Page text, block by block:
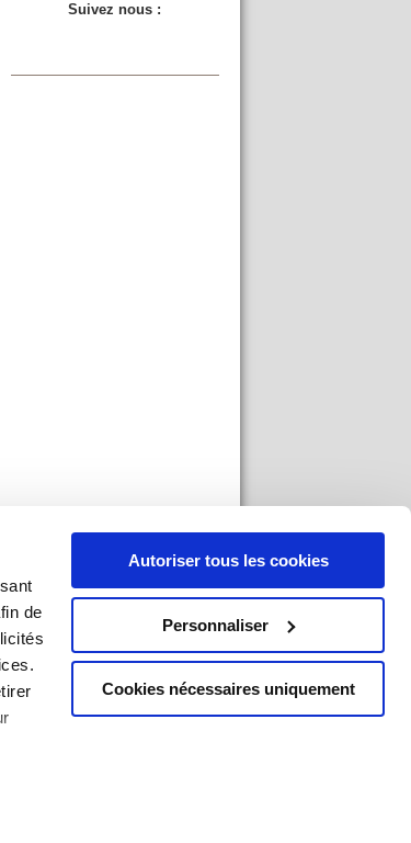
de
Autoriser tous les cookies
Personnaliser
Cookies nécessaires uniquement
Suivez nous :